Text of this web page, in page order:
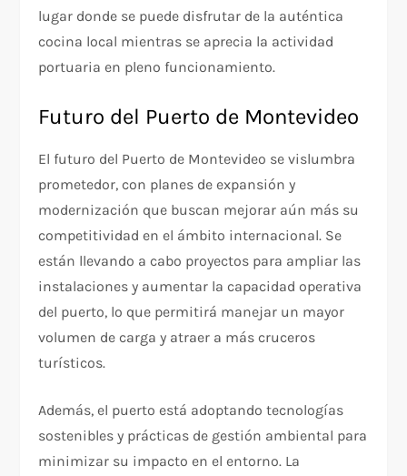
lugar donde se puede disfrutar de la auténtica
cocina local mientras se aprecia la actividad
portuaria en pleno funcionamiento.
Futuro del Puerto de Montevideo
El futuro del Puerto de Montevideo se vislumbra
prometedor, con planes de expansión y
modernización que buscan mejorar aún más su
competitividad en el ámbito internacional. Se
están llevando a cabo proyectos para ampliar las
instalaciones y aumentar la capacidad operativa
del puerto, lo que permitirá manejar un mayor
volumen de carga y atraer a más cruceros
turísticos.
Además, el puerto está adoptando tecnologías
sostenibles y prácticas de gestión ambiental para
minimizar su impacto en el entorno. La